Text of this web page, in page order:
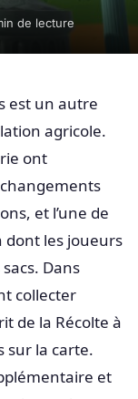
de lecture
est un autre
agricole.
ont
et l’une de
dont les joueurs
Dans
collecter
de la Récolte à
sur la carte.
et